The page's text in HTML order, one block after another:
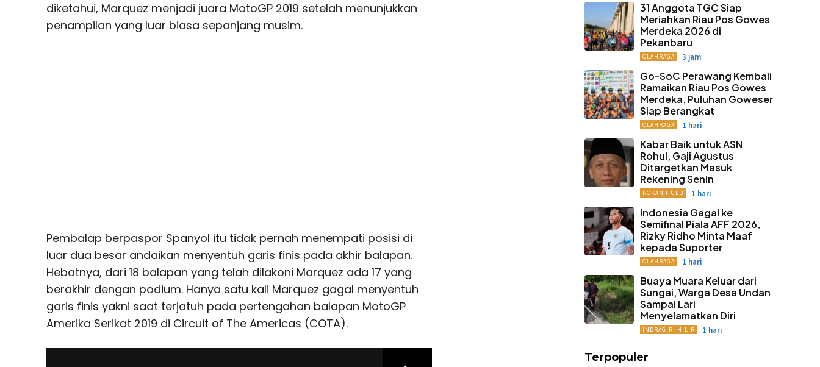
diketahui, Marquez menjadi juara MotoGP 2019 setelah menunjukkan
penampilan yang luar biasa sepanjang musim.
Pembalap berpaspor Spanyol itu tidak pernah menempati posisi di
luar dua besar andaikan menyentuh garis finis pada akhir balapan.
Hebatnya, dari 18 balapan yang telah dilakoni Marquez ada 17 yang
berakhir dengan podium. Hanya satu kali Marquez gagal menyentuh
garis finis yakni saat terjatuh pada pertengahan balapan MotoGP
Amerika Serikat 2019 di Circuit of The Americas (COTA).
31 Anggota TGC Siap
Meriahkan Riau Pos Gowes
Merdeka 2026 di
Pekanbaru
OLAHRAGA 3 jam
Go-SoC Perawang Kembali
Ramaikan Riau Pos Gowes
Merdeka, Puluhan Goweser
Siap Berangkat
OLAHRAGA 1 hari
Kabar Baik untuk ASN
Rohul, Gaji Agustus
Ditargetkan Masuk
Rekening Senin
ROKAN HULU 1 hari
Indonesia Gagal ke
Semifinal Piala AFF 2026,
Rizky Ridho Minta Maaf
kepada Suporter
OLAHRAGA 1 hari
Buaya Muara Keluar dari
Sungai, Warga Desa Undan
Sampai Lari
Menyelamatkan Diri
INDRAGIRI HILIR 1 hari
Terpopuler